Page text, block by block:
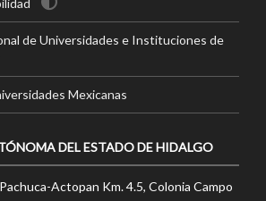
de Universidades e Instituciones de
Mexicanas
DEL ESTADO DE HIDALGO
Actopan Km. 4.5, Colonia Campo